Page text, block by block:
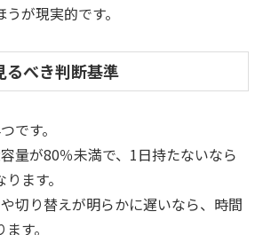
が現実的です。
るべき判断基準
です。
量が80％未満で、1日持たないなら
ます。
切り替えが明らかに遅いなら、時間
す。